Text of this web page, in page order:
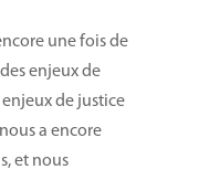
une fois de
enjeux de
de justice
a encore
et nous